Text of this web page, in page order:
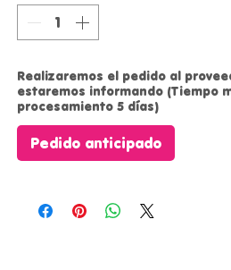
Realizaremos el pedido al
estaremos informando (Tiempo
procesamiento 5 días)
Pedido anticipado